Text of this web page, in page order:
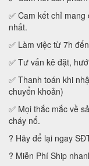
✅ Cam kết chỉ
nhất.
✅ Làm việc từ 7h
✅ Tư vấn kê đặt,
✅ Thanh toán khi
chuyển khoản)
✅ Mọi thắc mắc về
cháy nổ.
? Hãy để lại ngay
? Miễn Phí Ship